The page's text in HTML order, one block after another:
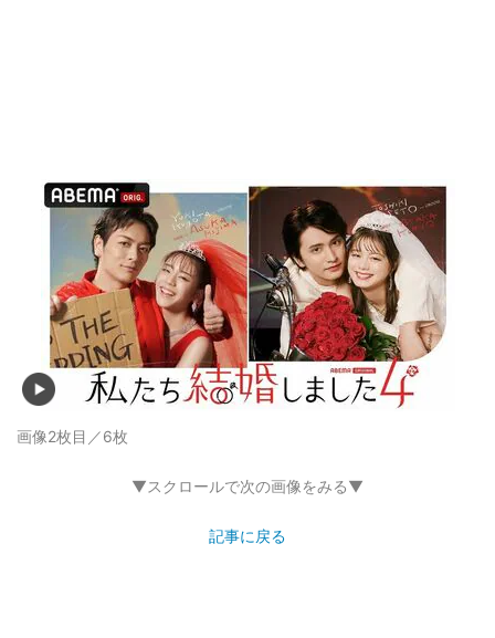
画像2枚目／6枚
▼スクロールで次の画像をみる▼
記事に戻る